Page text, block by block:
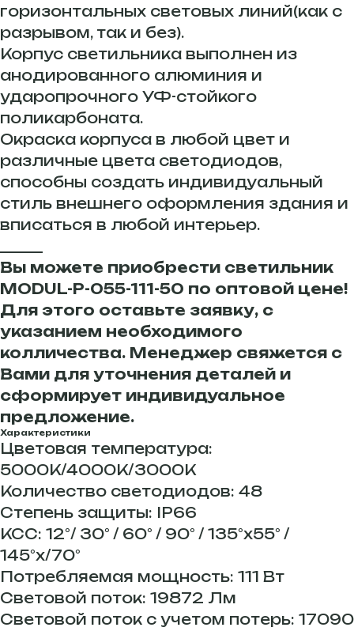
горизонтальных световых линий(как с
разрывом, так и без).
Корпус светильника выполнен из
анодированного алюминия и
ударопрочного УФ-стойкого
поликарбоната.
Окраска корпуса в любой цвет и
различные цвета светодиодов,
способны создать индивидуальный
стиль внешнего оформления здания и
вписаться в любой интерьер.
Вы можете приобрести светильник
MODUL-P-055-111-50 по оптовой цене!
Для этого оставьте заявку, с
указанием необходимого
колличества. Менеджер свяжется с
Вами для уточнения деталей и
сформирует индивидуальное
предложение.
Характеристики
Цветовая температура:
5000К/4000К/3000К
Количество светодиодов: 48
Степень защиты: IP66
КСС: 12°/ 30° / 60° / 90° / 135°х55° /
145°х/70°
Потребляемая мощность: 111 Вт
Световой поток: 19872 Лм
Световой поток с учетом потерь: 17090